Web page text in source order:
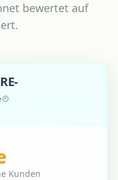
bewertet auf
Kunden